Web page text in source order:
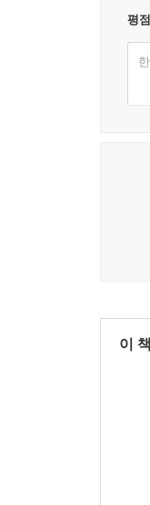
평점
이